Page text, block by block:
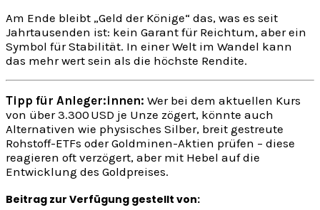
Am Ende bleibt „Geld der Könige“ das, was es seit
Jahrtausenden ist: kein Garant für Reichtum, aber ein
Symbol für Stabilität. In einer Welt im Wandel kann
das mehr wert sein als die höchste Rendite.
Tipp für Anleger:innen: Wer bei dem aktuellen Kurs
von über 3.300 USD je Unze zögert, könnte auch
Alternativen wie physisches Silber, breit gestreute
Rohstoff-ETFs oder Goldminen-Aktien prüfen – diese
reagieren oft verzögert, aber mit Hebel auf die
Entwicklung des Goldpreises.
Beitrag zur Verfügung gestellt von: